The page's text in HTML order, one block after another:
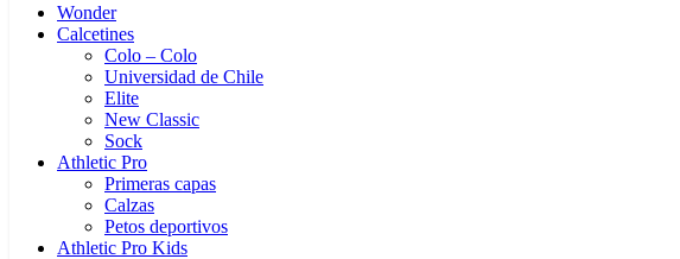
Wonder
Calcetines
Colo – Colo
Universidad de Chile
Elite
New Classic
Sock
Athletic Pro
Primeras capas
Calzas
Petos deportivos
Athletic Pro Kids